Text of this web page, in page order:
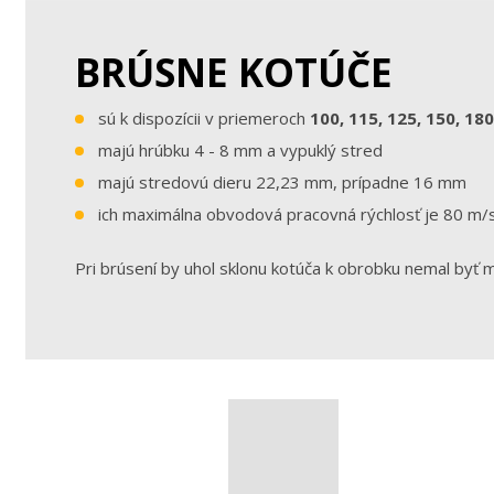
BRÚSNE KOTÚČE
sú k dispozícii v priemeroch 100, 115, 125, 150,
majú hrúbku 4 - 8 mm a vypuklý stred
majú stredovú dieru 22,23 mm, prípadne 16 mm
ich maximálna obvodová pracovná rýchlosť je 80 m/
Pri brúsení by uhol sklonu kotúča k obrobku nemal byť